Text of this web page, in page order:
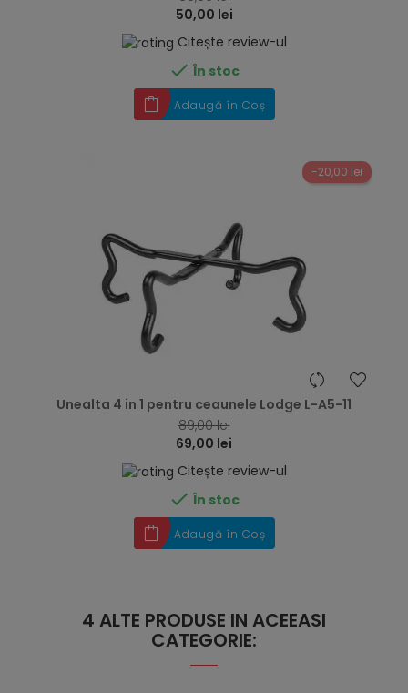
50,00 lei
Citește review-ul
 În stoc
Adaugă în Coș
-20,00 lei
Unealta 4 in 1 pentru ceaunele Lodge L-A5-11
89,00 lei
69,00 lei
Citește review-ul
 În stoc
Adaugă în Coș
4 ALTE PRODUSE IN ACEEASI
CATEGORIE: